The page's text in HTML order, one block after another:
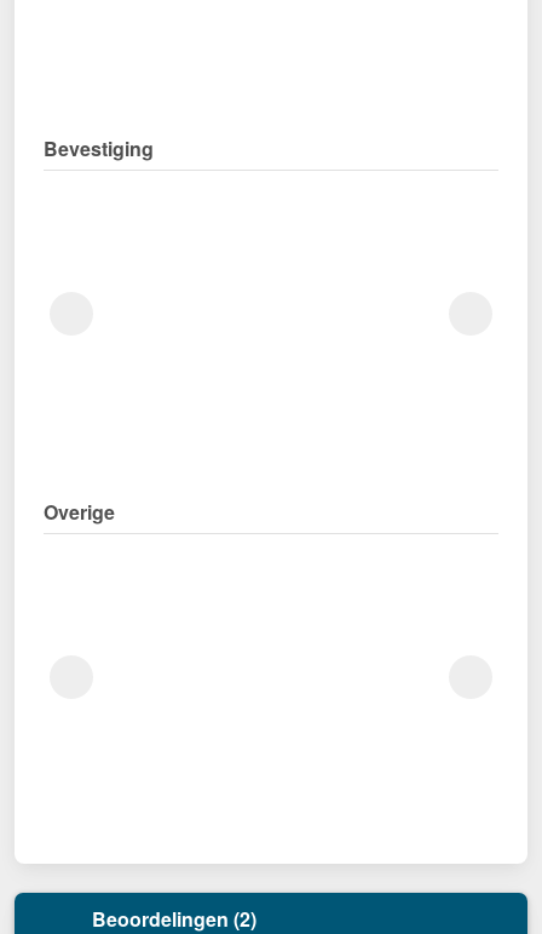
Bevestiging
Overige
Beoordelingen (2)